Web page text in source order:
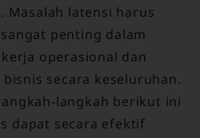
Masalah latensi harus
penting dalam
operasional dan
secara keseluruhan.
langkah berikut ini
dapat secara efektif